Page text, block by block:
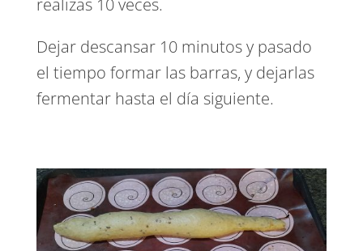
realizas 10 veces.
Dejar descansar 10 minutos y pasado
el tiempo formar las barras, y dejarlas
fermentar hasta el día siguiente.